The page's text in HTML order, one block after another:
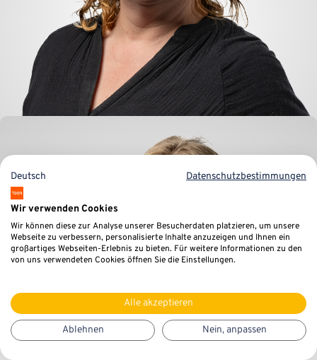
Mirjam Klop
Deutsch Datenschutzbestimmungen
Wir verwenden Cookies
Wir können diese zur Analyse unserer Besucherdaten platzieren, um unsere
Webseite zu verbessern, personalisierte Inhalte anzuzeigen und Ihnen ein
großartiges Webseiten-Erlebnis zu bieten. Für weitere Informationen zu den
von uns verwendeten Cookies öffnen Sie die Einstellungen.
Alle akzeptieren
Ablehnen Nein, anpassen